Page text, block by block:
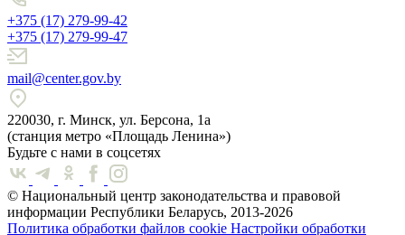
+375 (17) 279-99-42
+375 (17) 279-99-47
mail@center.gov.by
220030, г. Минск, ул. Берсона, 1а
(станция метро «Площадь Ленина»)
Будьте с нами в соцсетях
© Национальный центр законодательства и правовой
информации Республики Беларусь, 2013-2026
Политика обработки файлов cookie Настройки обработки